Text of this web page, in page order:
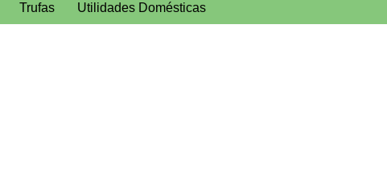
Trufas Utilidades Domésticas